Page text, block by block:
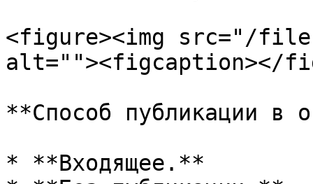
<figure><img src="/
alt=""><figcaption></
**Способ публикации в
* **Входящее.**